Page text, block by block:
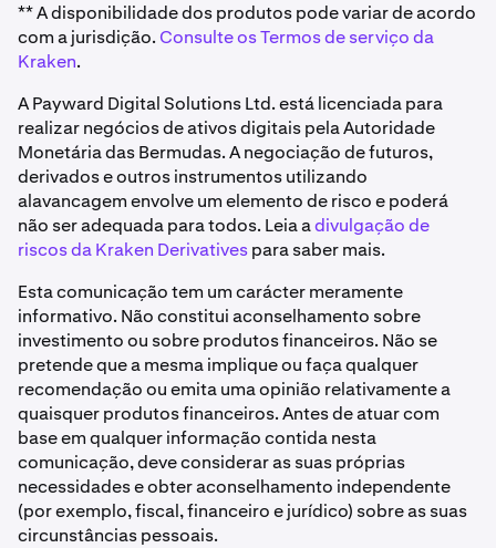
** A disponibilidade dos produtos pode variar de acordo
com a jurisdição. Consulte os Termos de serviço da
Kraken.
A Payward Digital Solutions Ltd. está licenciada para
realizar negócios de ativos digitais pela Autoridade
Monetária das Bermudas. A negociação de futuros,
derivados e outros instrumentos utilizando
alavancagem envolve um elemento de risco e poderá
não ser adequada para todos. Leia adivulgação de
riscos da Kraken Derivativespara saber mais.
Esta comunicação tem um carácter meramente
informativo. Não constitui aconselhamento sobre
investimento ou sobre produtos financeiros. Não se
pretende que a mesma implique ou faça qualquer
recomendação ou emita uma opinião relativamente a
quaisquer produtos financeiros. Antes de atuar com
base em qualquer informação contida nesta
comunicação, deve considerar as suas próprias
necessidades e obter aconselhamento independente
(por exemplo, fiscal, financeiro e jurídico) sobre as suas
circunstâncias pessoais.